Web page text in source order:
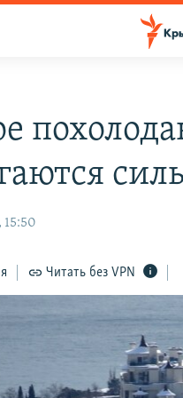
15:50
Читать без VPN